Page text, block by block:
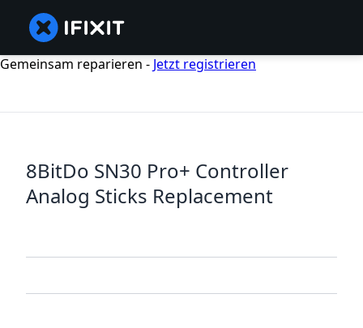
Gemeinsam reparieren - Jetzt registrieren
8BitDo SN30 Pro+ Controller
Analog Sticks Replacement